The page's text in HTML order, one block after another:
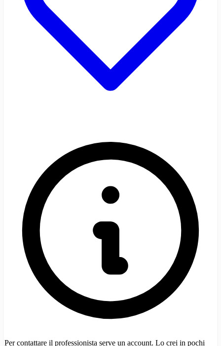
Per contattare il professionista serve un account. Lo crei in pochi